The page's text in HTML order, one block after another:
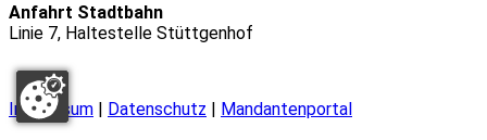
Anfahrt Stadtbahn
Linie 7, Haltestelle Stüttgenhof
Impressum | Datenschutz | Mandantenportal